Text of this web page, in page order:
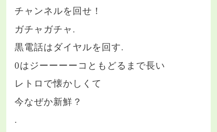
チャンネルを回せ！
ガチャガチャ.
黒電話はダイヤルを回す.
0はジーーーーコともどるまで長い
レトロで懐かしくて
今なぜか新鮮？
.